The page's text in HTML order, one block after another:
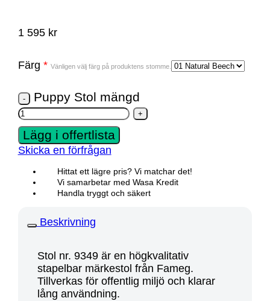
1 595 kr
Färg * Vänligen välj färg på produktens stomme.
Puppy Stol mängd
Lägg i offertlista
Skicka en förfrågan
Hittat ett lägre pris? Vi matchar det!
Vi samarbetar med Wasa Kredit
Handla tryggt och säkert
Beskrivning
Stol nr. 9349 är en högkvalitativ
stapelbar märkestol från Fameg.
Tillverkas för offentlig miljö och klarar
lång användning.